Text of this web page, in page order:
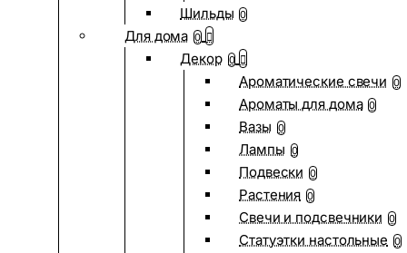
Шильды 0
Для дома 0
Декор 0
Ароматические свечи 0
Ароматы для дома 0
Вазы 0
Лампы 0
Подвески 0
Растения 0
Свечи и подсвечники 0
Статуэтки настольные 0